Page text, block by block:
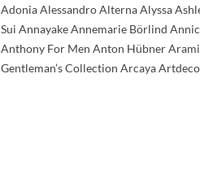
Adonia Alessandro Alterna Alyssa
Sui Annayake Annemarie Börlind
Anthony For Men Anton Hübner
Gentleman’s Collection Arcaya